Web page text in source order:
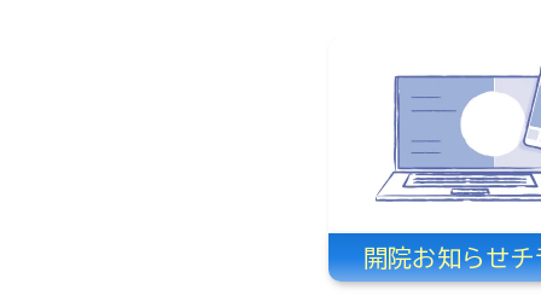
開院お知らせチ